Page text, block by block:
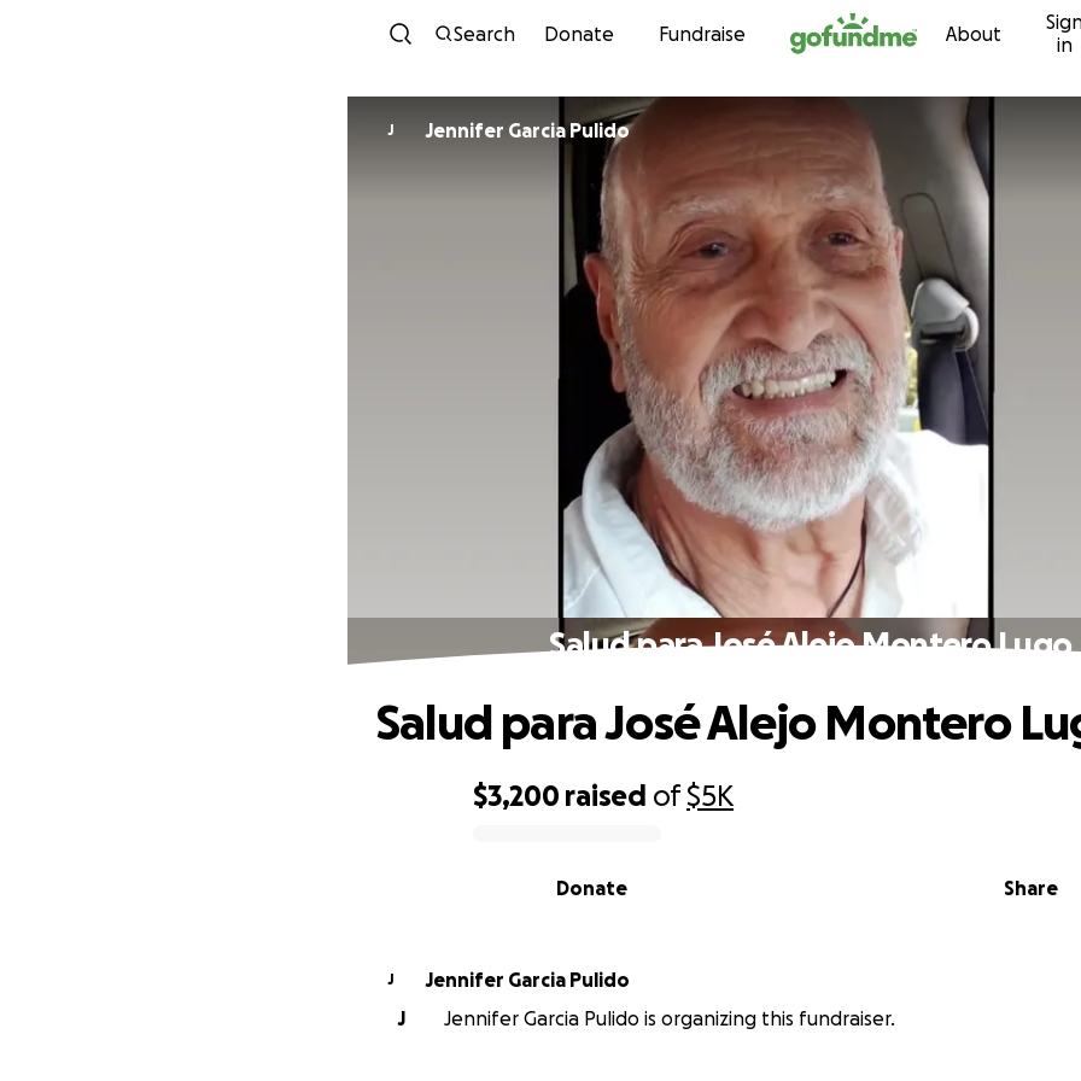
Skip to content
Search Donate Fundraise About
in
J Jennifer Garcia Pulido
Salud para José Alejo Montero Lugo
$3,200 raised of$5K
Share
Donate
Salud para José Alejo Montero
J
Jennifer Garcia Pulido
J
Jennifer Garcia Pulido is organizing this fundraiser.